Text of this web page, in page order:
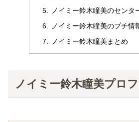
ノイミー鈴木瞳美のセンタ
ノイミー鈴木瞳美のプチ情
ノイミー鈴木瞳美まとめ
ノイミー鈴木瞳美プロ